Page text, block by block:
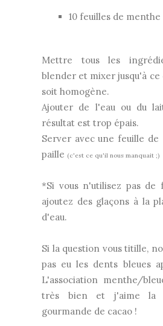
10 feuilles de
Mettre tous les
blender et mixer jusqu'à ce
soit homogène.
Ajouter de l'eau ou du
résultat est trop épais.
Server avec une feuille
paille (c'est ce qu'il nous manquait ;)
*Si vous n'utilisez pas de
ajoutez des glaçons à la
d'eau.
Si la question vous titille,
pas eu les dents bleues
L'association menthe/
très bien et j'aime la
gourmande de cacao !